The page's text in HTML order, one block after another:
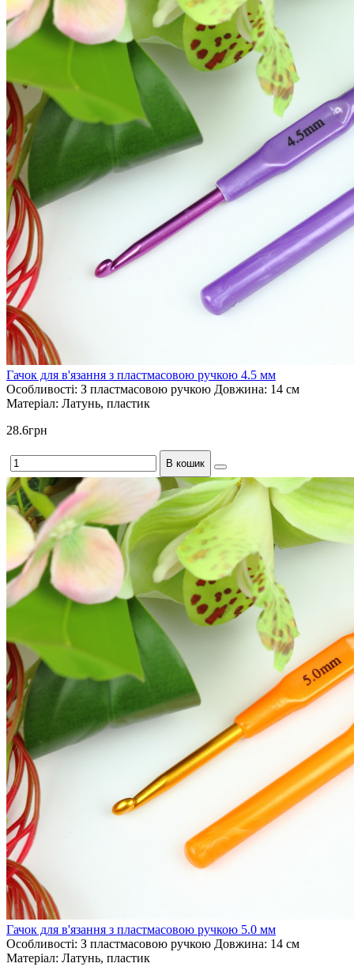
Гачок для в'язання з пластмасовою ручкою 4.5 мм
Особливості: З пластмасовою ручкою Довжина: 14 см
Матеріал: Латунь, пластик
28.6грн
В кошик
Гачок для в'язання з пластмасовою ручкою 5.0 мм
Особливості: З пластмасовою ручкою Довжина: 14 см
Матеріал: Латунь, пластик